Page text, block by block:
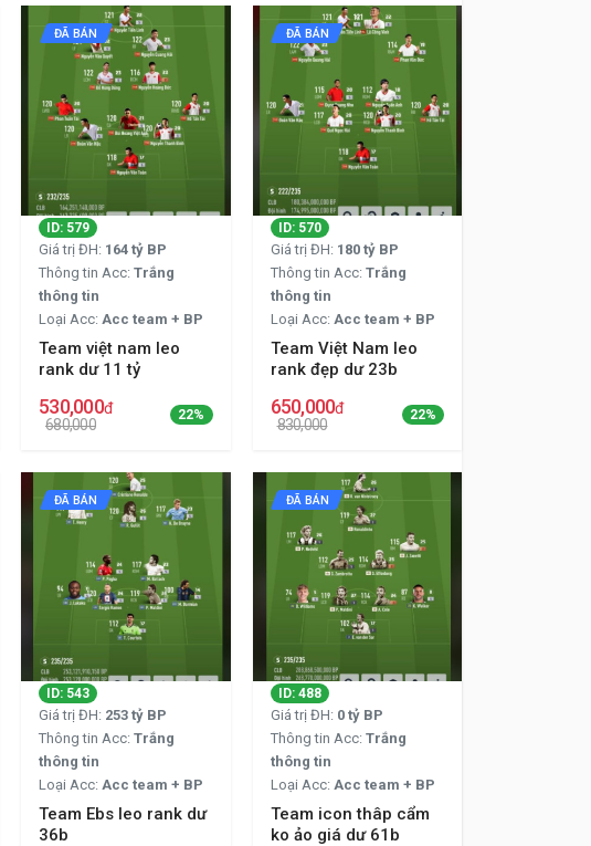
ID: 579
Giá trị ĐH: 164 tỷ BP
Thông tin Acc: Trắng
thông tin
Loại Acc: Acc team + BP
ĐÃ BÁN
Team việt nam leo
rank dư 11 tỷ
530,000đ
680,000
22%
ID: 570
Giá trị ĐH: 180 tỷ BP
Thông tin Acc: Trắng
thông tin
Loại Acc: Acc team + BP
ĐÃ BÁN
Team Việt Nam leo
rank đẹp dư 23b
650,000đ
830,000
22%
ID: 543
Giá trị ĐH: 253 tỷ BP
Thông tin Acc: Trắng
thông tin
Loại Acc: Acc team + BP
ĐÃ BÁN
Team Ebs leo rank dư
36b
ID: 488
Giá trị ĐH: 0 tỷ BP
Thông tin Acc: Trắng
thông tin
Loại Acc: Acc team + BP
ĐÃ BÁN
Team icon thâp cẩm
ko ảo giá dư 61b